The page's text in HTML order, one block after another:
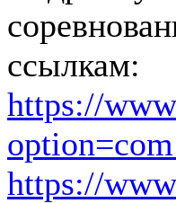
ссылкам:
https://
https://